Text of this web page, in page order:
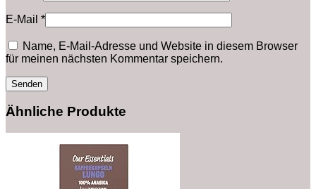
E-Mail *
Name, E-Mail-Adresse und Website in diesem Browser
für meinen nächsten Kommentar speichern.
Ähnliche Produkte